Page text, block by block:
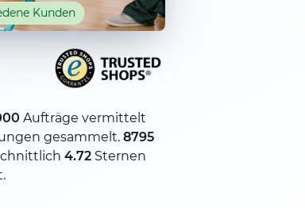
Kunden
Aufträge vermittelt
gesammelt. 8795
4.72Sternen